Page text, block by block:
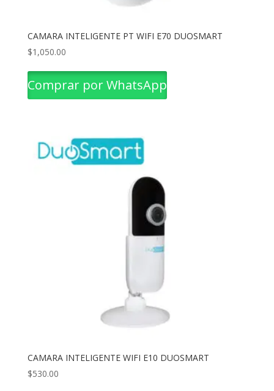
CAMARA INTELIGENTE PT WIFI E70 DUOSMART
$1,050.00
Comprar por WhatsApp
CAMARA INTELIGENTE WIFI E10 DUOSMART
$530.00